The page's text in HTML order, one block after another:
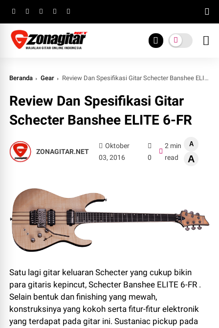
Beranda Gear Review Dan Spesifikasi Gitar Schecter Banshee ELITE 6-FR
Review Dan Spesifikasi Gitar
Schecter Banshee ELITE 6-FR
ZONAGITAR.NET
Oktober
03, 2016
0
2 min
read
A
A
Satu lagi gitar keluaran Schecter yang cukup bikin
para gitaris kepincut, Schecter Banshee ELITE 6-FR .
Selain bentuk dan finishing yang mewah,
konstruksinya yang kokoh serta fitur-fitur elektronik
yang terdapat pada gitar ini. Sustaniac pickup pada